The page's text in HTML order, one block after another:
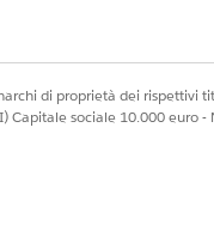
del Catalogo di
di proprietà dei rispettivi
sociale 10.000 euro -